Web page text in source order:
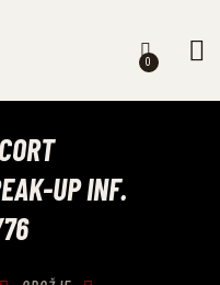
0
UP INF.